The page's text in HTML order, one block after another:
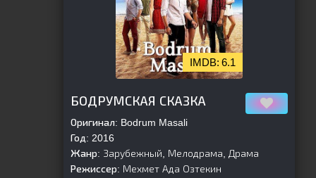
6.1
БОДРУМСКАЯ СКАЗКА
Оригинал: Bodrum Masali
Год: 2016
Жанр: Зарубежный, Мелодрама, Драма
Режиссер: Мехмет Ада Озтекин